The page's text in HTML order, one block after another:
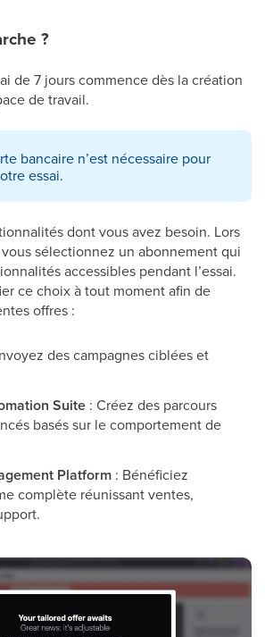
?
de 7 jours commence dès la création
de travail.
bancaire n’est nécessaire pour
essai.
dont vous avez besoin. Lors
sélectionnez un abonnement qui
accessibles pendant l’essai.
ce choix à tout moment afin de
offres :
des campagnes ciblées et
Suite : Créez des parcours
basés sur le comportement de
Platform : Bénéficiez
complète réunissant ventes,